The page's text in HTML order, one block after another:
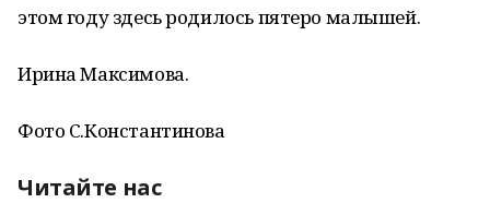
этом году здесь родилось пятеро малышей.
Ирина Максимова.
Фото С.Константинова
Читайте нас